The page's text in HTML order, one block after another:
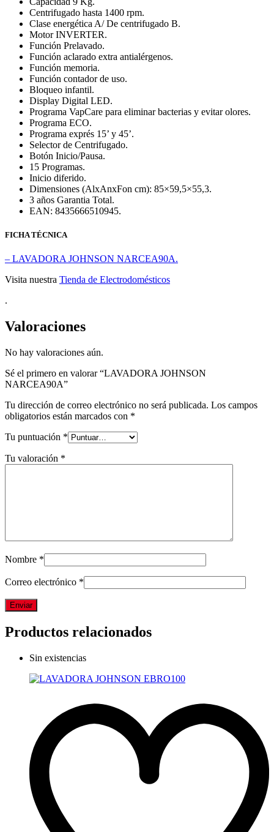
Centrifugado hasta 1400 rpm.
Clase energética A/ De centrifugado B.
Motor INVERTER.
Función Prelavado.
Función aclarado extra antialérgenos.
Función memoria.
Función contador de uso.
Bloqueo infantil.
Display Digital LED.
Programa VapCare para eliminar bacterias y evitar olores.
Programa ECO.
Programa exprés 15’ y 45’.
Selector de Centrifugado.
Botón Inicio/Pausa.
15 Programas.
Inicio diferido.
Dimensiones (AlxAnxFon cm): 85×59,5×55,3.
3 años Garantia Total.
EAN: 8435666510945.
FICHA TÉCNICA
– LAVADORA JOHNSON NARCEA90A.
Visita nuestra Tienda de Electrodomésticos
.
Valoraciones
No hay valoraciones aún.
Sé el primero en valorar “LAVADORA JOHNSON
NARCEA90A”
Tu dirección de correo electrónico no será publicada. Los campos
obligatorios están marcados con *
Tu puntuación *
Tu valoración *
Nombre *
Correo electrónico *
Productos relacionados
Sin existencias